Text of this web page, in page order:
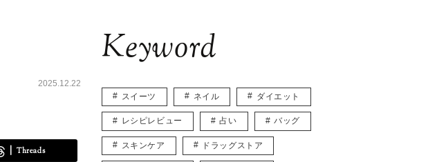
2025.12.22
Threads
Keyword
スイーツ ネイル ダイエット
レシピレビュー 占い バッグ
スキンケア ドラッグストア